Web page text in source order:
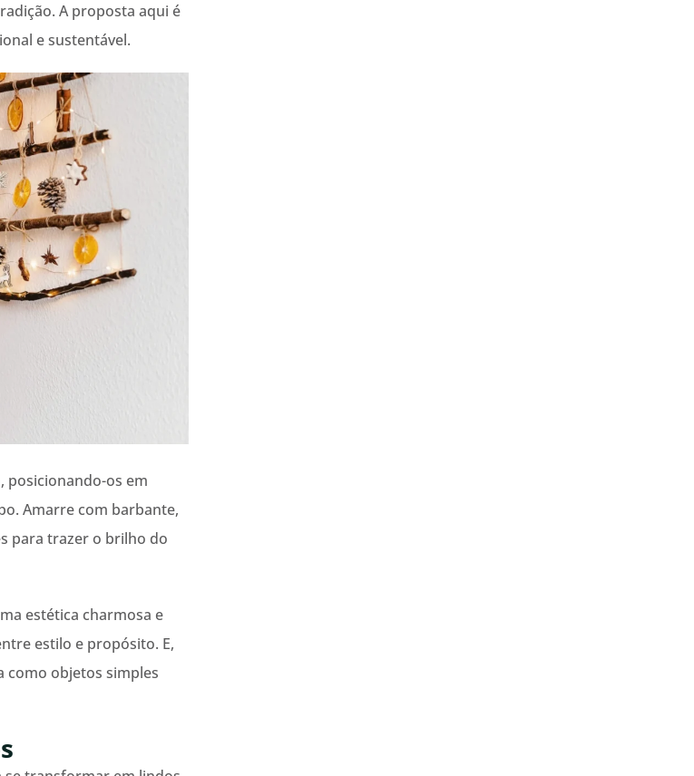
A proposta aqui é
e sustentável.
posicionando-os em
Amarre com barbante,
para trazer o brilho do
estética charmosa e
estilo e propósito. E,
objetos simples